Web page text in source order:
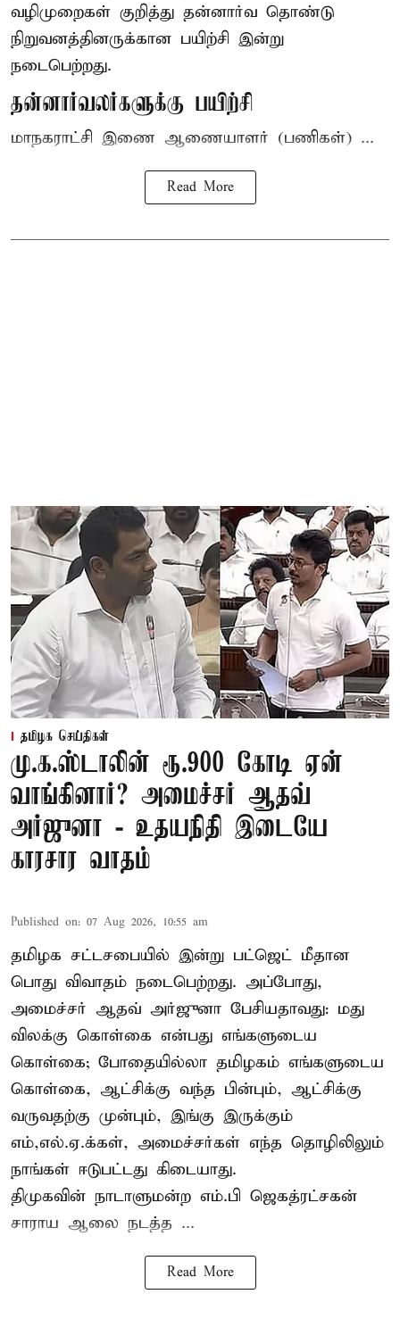
வழிமுறைகள் குறித்து தன்னார்வ தொண்டு
நிறுவனத்தினருக்கான பயிற்சி இன்று
நடைபெற்றது.
தன்னார்வலர்களுக்கு பயிற்சி
மாநகராட்சி இணை ஆணையாளர் (பணிகள்) ...
Read More
தமிழக செய்திகள்
மு.க.ஸ்டாலின் ரூ.900 கோடி ஏன்
வாங்கினார்? அமைச்சர் ஆதவ்
அர்ஜுனா - உதயநிதி இடையே
காரசார வாதம்
Published on: 07 Aug 2026, 10:55 am
தமிழக சட்டசபையில் இன்று பட்ஜெட் மீதான
பொது விவாதம் நடைபெற்றது. அப்போது,
அமைச்சர் ஆதவ் அர்ஜுனா பேசியதாவது: மது
விலக்கு கொள்கை என்பது எங்களுடைய
கொள்கை; போதையில்லா தமிழகம் எங்களுடைய
கொள்கை, ஆட்சிக்கு வந்த பின்பும், ஆட்சிக்கு
வருவதற்கு முன்பும், இங்கு இருக்கும்
எம்,எல்.ஏ.க்கள், அமைச்சர்கள் எந்த தொழிலிலும்
நாங்கள் ஈடுபட்டது கிடையாது.
திமுகவின் நாடாளுமன்ற எம்.பி ஜெகத்ரட்சகன்
சாராய ஆலை நடத்த ...
Read More